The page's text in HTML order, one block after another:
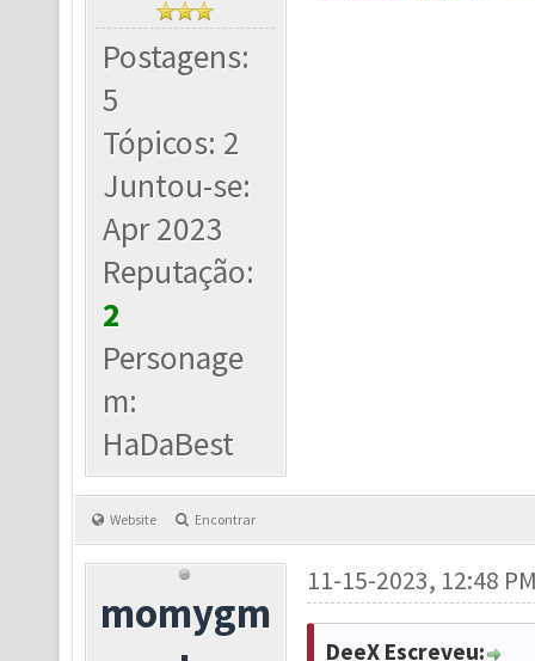
Postagens:
5
Tópicos: 2
Juntou-se:
Apr 2023
Reputação:
2
Personage
m:
HaDaBest
Website Encontrar
momygm
11-15-2023, 12:48
DeeX Escreveu: